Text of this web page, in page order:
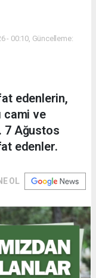
- 00:10, Güncelleme:
edenlerin,
cami ve
7 Ağustos
edenler.
OL